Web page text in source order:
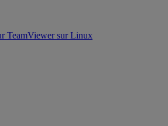
TeamViewer sur Linux